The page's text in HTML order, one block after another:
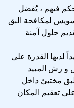
فيهم ، يُفضل
لمكافحة البق
حلول آمنة
لديها القدرة على
و رش المبيد
مختبئ داخل
تعقيم المكان